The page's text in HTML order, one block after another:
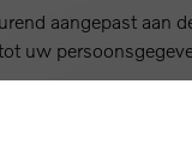
aangepast aan
uw